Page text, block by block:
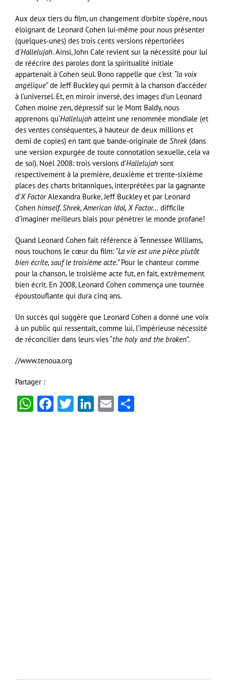
Aux deux tiers du film, un changement d’orbite s’opère, nous
éloignant de Leonard Cohen lui-même pour nous présenter
(quelques-unes) des trois cents versions répertoriées
d’Hallelujah. Ainsi, John Cale revient sur la nécessité pour lui
de réécrire des paroles dont la spiritualité initiale
appartenait à Cohen seul. Bono rappelle que c’est “la voix
angélique”de Jeff Buckley qui permit à la chanson d’accéder
à l’universel. Et, en miroir inversé, des images d’un Leonard
Cohen moine zen, dépressif sur le Mont Baldy, nous
apprenons qu’Hallelujah atteint une renommée mondiale (et
des ventes conséquentes, à hauteur de deux millions et
demi de copies) en tant que bande-originale de Shrek (dans
une version expurgée de toute connotation sexuelle, cela va
de soi). Noël 2008: trois versions d’Hallelujah sont
respectivement à la première, deuxième et trente-sixième
places des charts britanniques, interprétées par la gagnante
d’X FactorAlexandra Burke, Jeff Buckley et par Leonard
Cohen himself.Shrek, American Idol, X Factor… difficile
d’imaginer meilleurs biais pour pénétrer le monde profane!
Quand Leonard Cohen fait référence à Tennessee Williams,
nous touchons le cœur du film: “La vie est une pièce plutôt
bien écrite, sauf le troisième acte.”Pour le chanteur comme
pour la chanson, le troisième acte fut, en fait, extrêmement
bien écrit. En 2008, Leonard Cohen commença une tournée
époustouflante qui dura cinq ans.
Un succès qui suggère que Leonard Cohen a donné une voix
à un public qui ressentait, comme lui, l’impérieuse nécessité
de réconcilier dans leurs vies “the holy and the broken”.
//www.tenoua.org
Partager :
WhatsApp
Facebook
Twitter
LinkedIn
Email